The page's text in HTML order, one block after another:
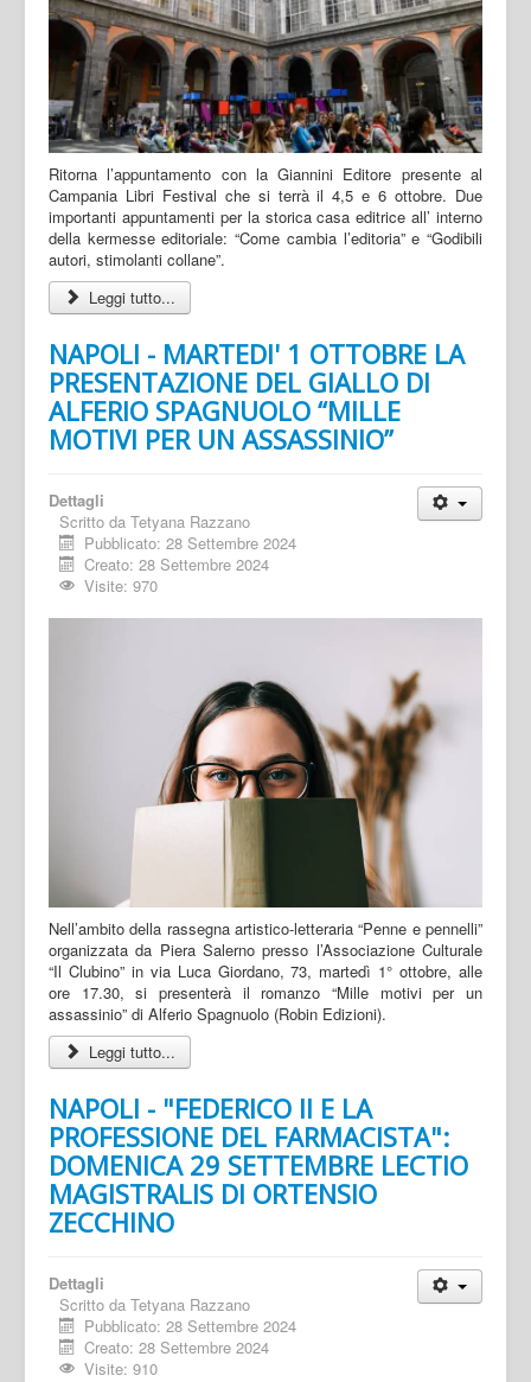
Ritorna l’appuntamento con la Giannini Editore presente al
Campania Libri Festival che si terrà il 4,5 e 6 ottobre. Due
importanti appuntamenti per la storica casa editrice all’ interno
della kermesse editoriale: “Come cambia l’editoria” e “Godibili
autori, stimolanti collane”.
Leggi tutto...
NAPOLI - MARTEDI' 1 OTTOBRE LA
PRESENTAZIONE DEL GIALLO DI
ALFERIO SPAGNUOLO “MILLE
MOTIVI PER UN ASSASSINIO”
Dettagli
Scritto da Tetyana Razzano
Pubblicato: 28 Settembre 2024
Creato: 28 Settembre 2024
Visite: 970
Nell’ambito della rassegna artistico-letteraria “Penne e pennelli”
organizzata da Piera Salerno presso l’Associazione Culturale
“Il Clubino” in via Luca Giordano, 73, martedì 1° ottobre, alle
ore 17.30, si presenterà il romanzo “Mille motivi per un
assassinio” di Alferio Spagnuolo (Robin Edizioni).
Leggi tutto...
NAPOLI - "FEDERICO II E LA
PROFESSIONE DEL FARMACISTA":
DOMENICA 29 SETTEMBRE LECTIO
MAGISTRALIS DI ORTENSIO
ZECCHINO
Dettagli
Scritto da Tetyana Razzano
Pubblicato: 28 Settembre 2024
Creato: 28 Settembre 2024
Visite: 910